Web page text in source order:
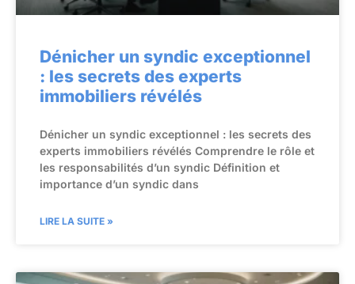
Dénicher un syndic exceptionnel
: les secrets des experts
immobiliers révélés
Dénicher un syndic exceptionnel : les secrets des
experts immobiliers révélés Comprendre le rôle et
les responsabilités d’un syndic Définition et
importance d’un syndic dans
LIRE LA SUITE »